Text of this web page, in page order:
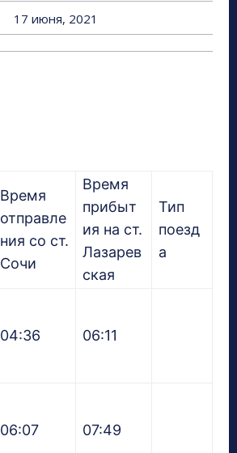
17 июня, 2021
Время
отправле
ния со ст.
Сочи
Время
прибыт
ия на ст.
Лазарев
ская
Тип
поезд
а
04:36 06:11
06:07 07:49